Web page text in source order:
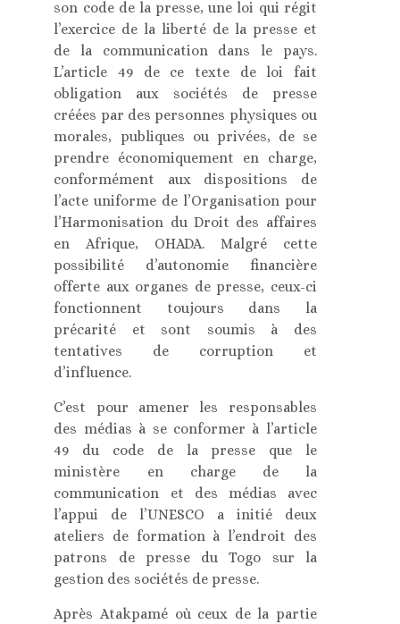
son code de la presse, une loi qui régit
l’exercice de la liberté de la presse et
de la communication dans le pays.
L’article 49 de ce texte de loi fait
obligation aux sociétés de presse
créées par des personnes physiques ou
morales, publiques ou privées, de se
prendre économiquement en charge,
conformément aux dispositions de
l’acte uniforme de l’Organisation pour
l’Harmonisation du Droit des affaires
en Afrique, OHADA. Malgré cette
possibilité d’autonomie financière
offerte aux organes de presse, ceux-ci
fonctionnent toujours dans la
précarité et sont soumis à des
tentatives de corruption et
d’influence.
C’est pour amener les responsables
des médias à se conformer à l’article
49 du code de la presse que le
ministère en charge de la
communication et des médias avec
l’appui de l’UNESCO a initié deux
ateliers de formation à l’endroit des
patrons de presse du Togo sur la
gestion des sociétés de presse.
Après Atakpamé où ceux de la partie